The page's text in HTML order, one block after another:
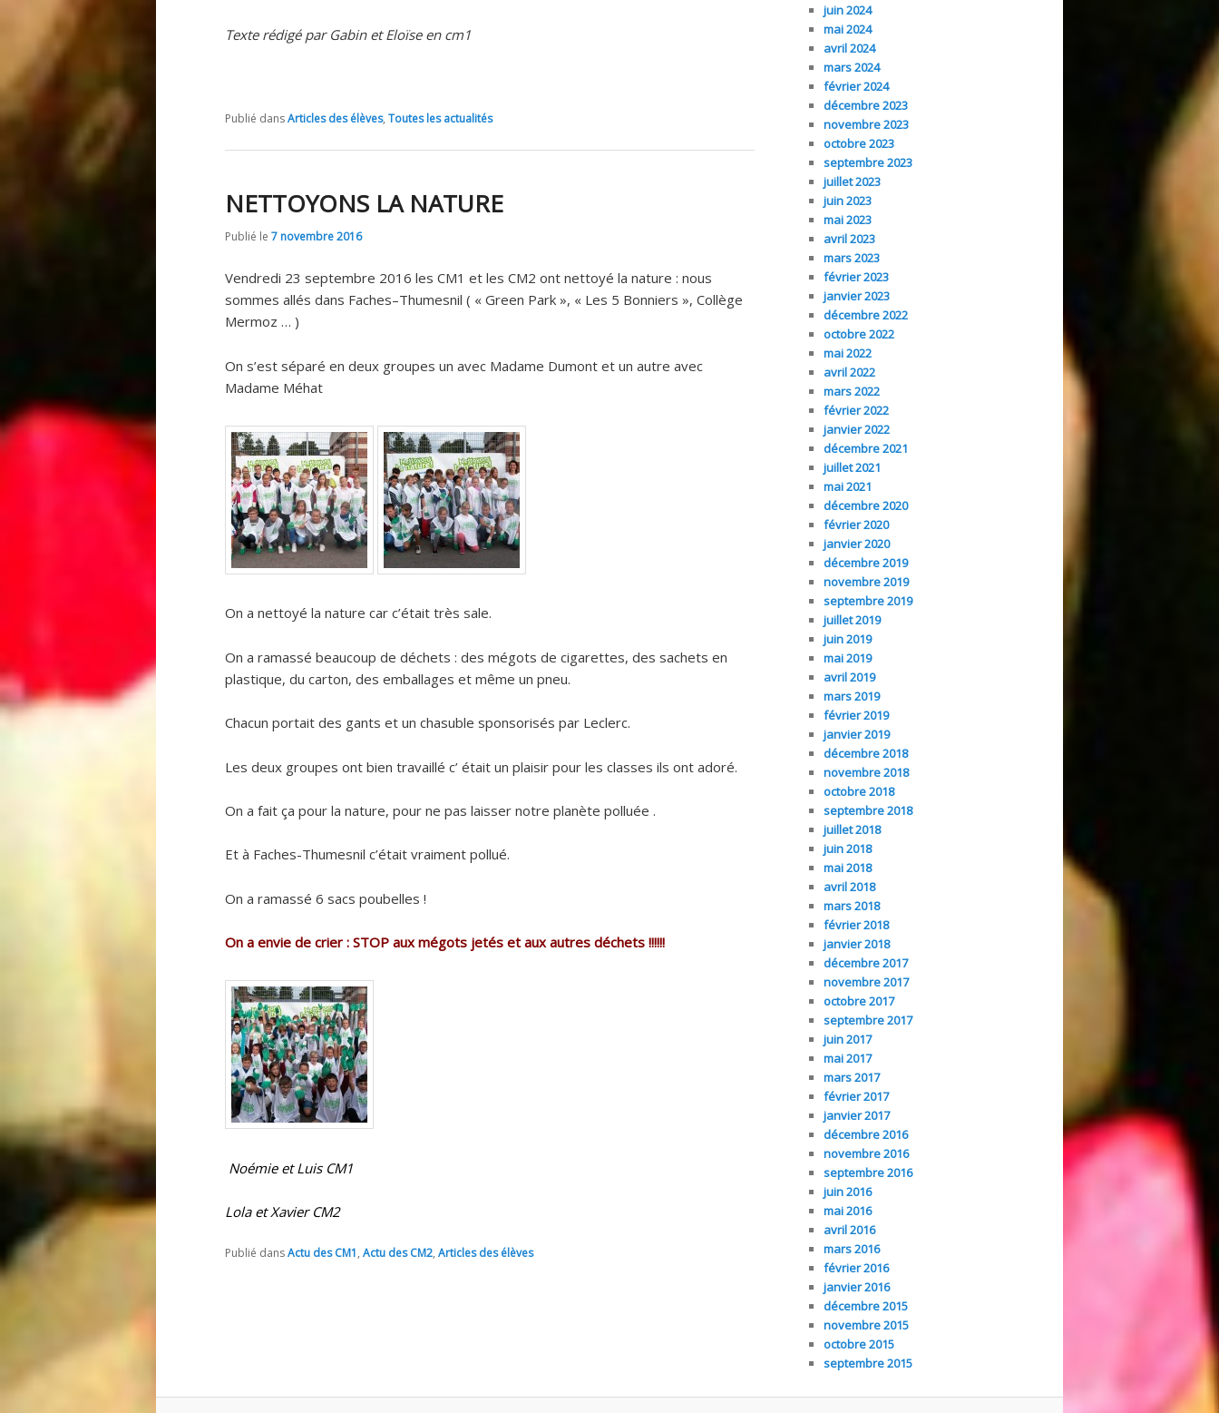
Texte rédigé par Gabin et Eloïse en cm1
Publié dansArticles des élèves, Toutes les actualités
NETTOYONS LA NATURE
Publié le 7 novembre 2016
Vendredi 23 septembre 2016 les CM1 et les CM2 ont nettoyé la nature : nous
sommes allés dans Faches–Thumesnil ( « Green Park », « Les 5 Bonniers », Collège
Mermoz … )
On s’est séparé en deux groupes un avec Madame Dumont et un autre avec
Madame Méhat
On a nettoyé la nature car c’était très sale.
On a ramassé beaucoup de déchets : des mégots de cigarettes, des sachets en
plastique, du carton, des emballages et même un pneu.
Chacun portait des gants et un chasuble sponsorisés par Leclerc.
Les deux groupes ont bien travaillé c’ était un plaisir pour les classes ils ont adoré.
On a fait ça pour la nature, pour ne pas laisser notre planète polluée .
Et à Faches-Thumesnil c’était vraiment pollué.
On a ramassé 6 sacs poubelles !
On a envie de crier : STOP aux mégots jetés et aux autres déchets !!!!!!
Noémie et Luis CM1
Lola et Xavier CM2
Publié dansActu des CM1, Actu des CM2, Articles des élèves
juin 2024
mai 2024
avril 2024
mars 2024
février 2024
décembre 2023
novembre 2023
octobre 2023
septembre 2023
juillet 2023
juin 2023
mai 2023
avril 2023
mars 2023
février 2023
janvier 2023
décembre 2022
octobre 2022
mai 2022
avril 2022
mars 2022
février 2022
janvier 2022
décembre 2021
juillet 2021
mai 2021
décembre 2020
février 2020
janvier 2020
décembre 2019
novembre 2019
septembre 2019
juillet 2019
juin 2019
mai 2019
avril 2019
mars 2019
février 2019
janvier 2019
décembre 2018
novembre 2018
octobre 2018
septembre 2018
juillet 2018
juin 2018
mai 2018
avril 2018
mars 2018
février 2018
janvier 2018
décembre 2017
novembre 2017
octobre 2017
septembre 2017
juin 2017
mai 2017
mars 2017
février 2017
janvier 2017
décembre 2016
novembre 2016
septembre 2016
juin 2016
mai 2016
avril 2016
mars 2016
février 2016
janvier 2016
décembre 2015
novembre 2015
octobre 2015
septembre 2015